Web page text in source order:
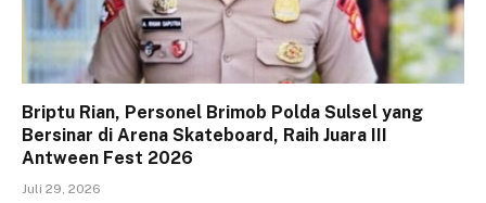
Briptu Rian, Personel Brimob Polda Sulsel yang
Bersinar di Arena Skateboard, Raih Juara III
Antween Fest 2026
Juli 29, 2026